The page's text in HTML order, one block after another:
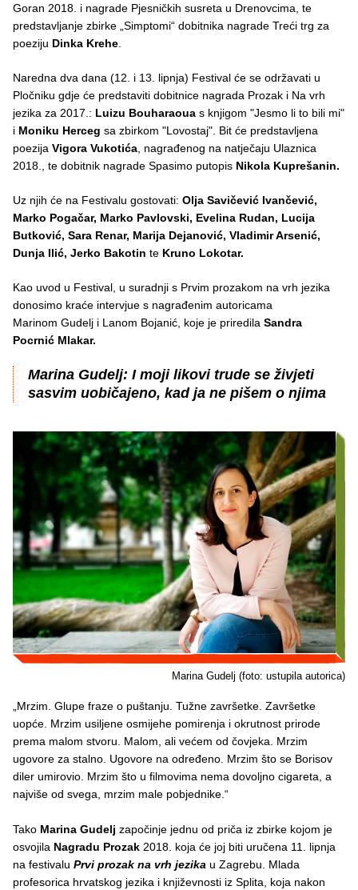
Goran 2018. i nagrade Pjesničkih susreta u Drenovcima, te
predstavljanje zbirke „Simptomi“ dobitnika nagrade Treći trg za
poeziju Dinka Krehe
Naredna dva dana (12. i 13. lipnja) Festival će se održavati u
Pločniku gdje će predstaviti dobitnice nagrada Prozak i Na vrh
jezika za 2017.: Luizu Bouharaoua s knjigom "Jesmo li to bili mi"
i Moniku Herceg sa zbirkom "Lovostaj". Bit će predstavljena
poezija Vigora Vukotića , nagrađenog na natječaju Ulaznica
2018., te dobitnik nagrade Spasimo putopis Nikola Kuprešanin.
Uz njih će na Festivalu gostovati: Olja Savičević Ivančević,
Marko Pogačar, Marko Pavlovski, Evelina Rudan, Lucija
Butković, Sara Renar, Marija Dejanović, Vladimir Arsenić,
Dunja Ilić, Jerko Bakotin te Kruno Lokotar.
Kao uvod u Festival, u suradnji s Prvim prozakom na vrh jezika
donosimo kraće intervjue s nagrađenim autoricama
Marinom Gudelj i Lanom Bojanić, koje je priredila Sandra
Pocrnić Mlakar.
Marina Gudelj: I moji likovi trude se živjeti
sasvim uobičajeno, kad ja ne pišem o njima
Marina Gudelj (foto: ustupila autorica)
„Mrzim. Glupe fraze o puštanju. Tužne završetke. Završetke
uopće. Mrzim usiljene osmijehe pomirenja i okrutnost prirode
prema malom stvoru. Malom, ali većem od čovjeka. Mrzim
ugovore za stalno. Ugovore na određeno. Mrzim što se Borisov
diler umirovio. Mrzim što u filmovima nema dovoljno cigareta, a
najviše od svega, mrzim male pobjednike.“
Tako Marina Gudelj započinje jednu od priča iz zbirke kojom je
osvojila Nagradu Prozak 2018. koja će joj biti uručena 11. lipnja
na festivalu Prvi prozak na vrh jezika u Zagrebu. Mlada
profesorica hrvatskog jezika i književnosti iz Splita, koja nakon